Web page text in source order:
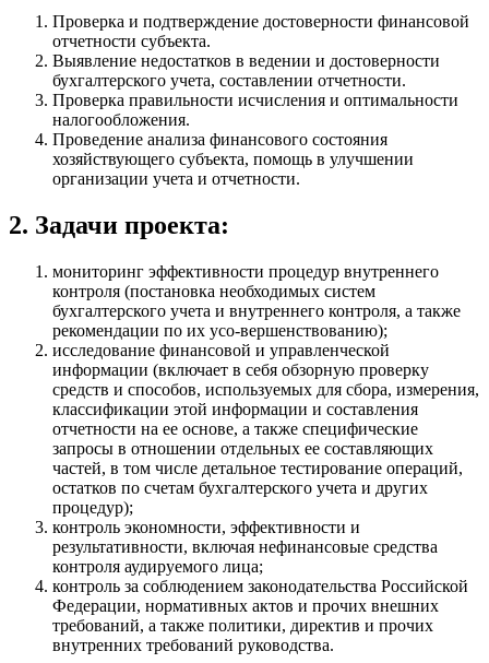
Проверка и подтверждение достоверности финансовой
отчетности субъекта.
Выявление недостатков в ведении и достоверности
бухгалтерского учета, составлении отчетности.
Проверка правильности исчисления и оптимальности
налогообложения.
Проведение анализа финансового состояния
хозяйствующего субъекта, помощь в улучшении
организации учета и отчетности.
2. Задачи проекта:
мониторинг эффективности процедур внутреннего
контроля (постановка необходимых систем
бухгалтерского учета и внутреннего контроля, а также
рекомендации по их усо-вершенствованию);
исследование финансовой и управленческой
информации (включает в себя обзорную проверку
средств и способов, используемых для сбора, измерения,
классификации этой информации и составления
отчетности на ее основе, а также специфические
запросы в отношении отдельных ее составляющих
частей, в том числе детальное тестирование операций,
остатков по счетам бухгалтерского учета и других
процедур);
контроль экономности, эффективности и
результативности, включая нефинансовые средства
контроля аудируемого лица;
контроль за соблюдением законодательства Российской
Федерации, нормативных актов и прочих внешних
требований, а также политики, директив и прочих
внутренних требований руководства.